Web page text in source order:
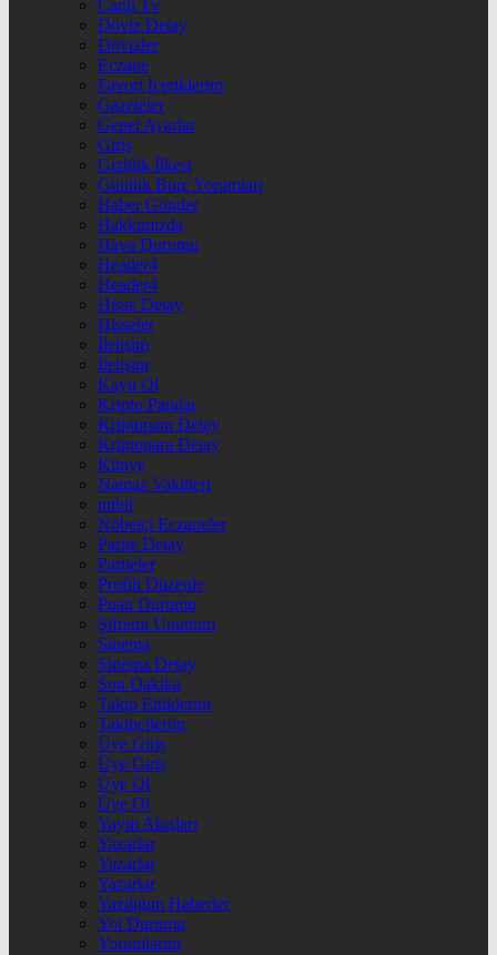
Canlı Tv
Döviz Detay
Dövizler
Eczane
Favori İçeriklerim
Gazeteler
Genel Ayarlar
Giriş
Gizlilik İlkesi
Günlük Burç Yorumları
Haber Gönder
Hakkımızda
Hava Durumu
Header4
Header4
Hisse Detay
Hisseler
İletişim
İletişim
Kayıt Ol
Kripto Paralar
Kriptopara Detay
Kriptopara Detay
Künye
Namaz Vakitleri
nnbil
Nöbetçi Eczaneler
Parite Detay
Pariteler
Profili Düzenle
Puan Durumu
Şifremi Unuttum
Sinema
Sinema Detay
Son Dakika
Takip Ettiklerim
Takipçilerim
Üye Giriş
Üye Giriş
Üye Ol
Üye Ol
Yayın Akışları
Yazarlar
Yazarlar
Yazarlar
Yazdığım Haberler
Yol Durumu
Yorumlarım